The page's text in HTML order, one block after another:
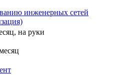
инженерных сетей
на руки